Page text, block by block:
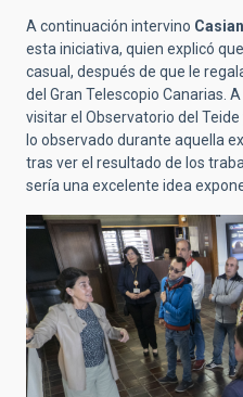
A continuación intervino
esta iniciativa, quien explicó
casual, después de que le
del Gran Telescopio Canarias.
visitar el Observatorio del
lo observado durante aquella
tras ver el resultado de los
sería una excelente idea